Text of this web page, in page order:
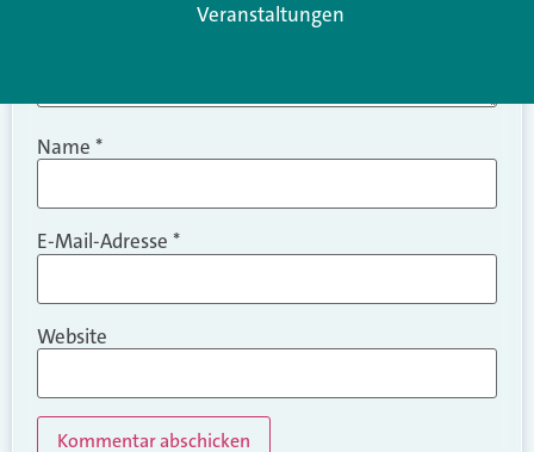
Name *
E-Mail-Adresse *
Website
Veranstaltungen